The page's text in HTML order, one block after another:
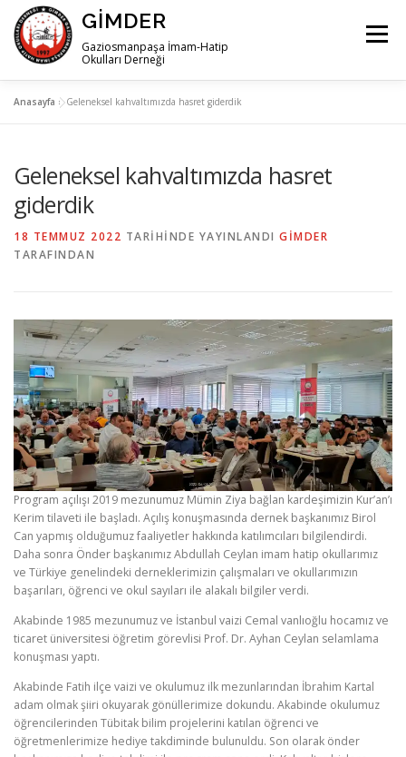
İçeriğe
geç
GIMDER
Gaziosmanpaşa İmam-Hatip
Okulları Derneği
Menü
İLETIŞIM
Anasayfa »Geleneksel kahvaltımızda hasret giderdik
Geleneksel kahvaltımızda hasret
giderdik
18 TEMMUZ 2022 TARIHINDE YAYINLANDI GIMDER
TARAFINDAN
Program açılışı 2019 mezunumuz Mümin Ziya bağlan kardeşimizin Kur’an’ı
Kerim tilaveti ile başladı. Açılış konuşmasında dernek başkanımız Birol
Can yapmış olduğumuz faaliyetler hakkında katılımcıları bilgilendirdi.
Daha sonra Önder başkanımız Abdullah Ceylan imam hatip okullarımız
ve Türkiye genelindeki derneklerimizin çalışmaları ve okullarımızın
başarıları, öğrenci ve okul sayıları ile alakalı bilgiler verdi.
Akabinde 1985 mezunumuz ve İstanbul vaizi Cemal vanlıoğlu hocamız ve
ticaret üniversitesi öğretim görevlisi Prof. Dr. Ayhan Ceylan selamlama
konuşması yaptı.
Akabinde Fatih ilçe vaizi ve okulumuz ilk mezunlarından İbrahim Kartal
adam olmak şiiri okuyarak gönüllerimize dokundu. Akabinde okulumuz
öğrencilerinden Tübitak bilim projelerini katılan öğrenci ve
öğretmenlerimize hediye takdiminde bulunuldu. Son olarak önder